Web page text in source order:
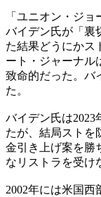
「ユニオン・ジ
バイデン氏が「裏
た結果どうにかス
ート・ジャーナル
致命的だった。バ
た。
バイデン氏は2023
たが、結局ストを
金引き上げ案を勝
なリストラを受け
2002年には米国西